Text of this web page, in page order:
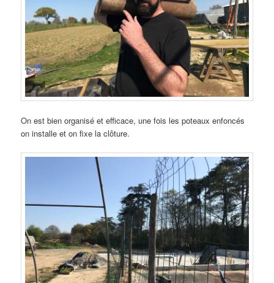
On est bien organisé et efficace, une fois les poteaux enfoncés
on installe et on fixe la clôture.